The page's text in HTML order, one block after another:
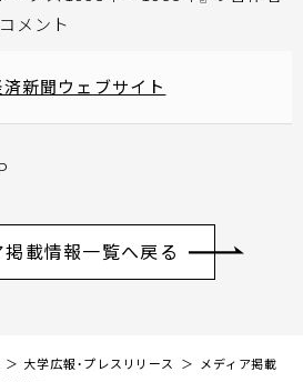
メント
新聞ウェブサイト
掲載情報一覧へ戻る
大学広報・プレスリリース
メディア掲載